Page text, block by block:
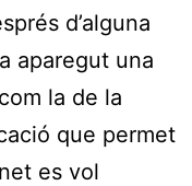
d’alguna
aparegut una
la de la
que permet
es vol